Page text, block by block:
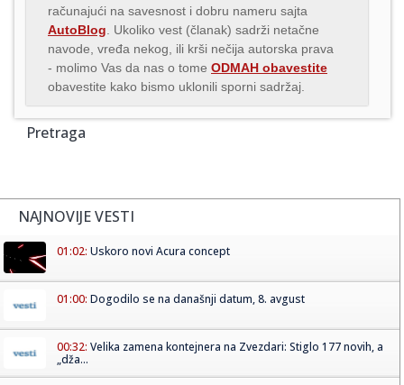
računajući na savesnost i dobru nameru sajta
AutoBlog . Ukoliko vest (članak) sadrži netačne
navode, vređa nekog, ili krši nečija autorska prava
- molimo Vas da nas o tome ODMAH obavestite
obavestite kako bismo uklonili sporni sadržaj.
Pretraga
NAJNOVIJE VESTI
01:02: Uskoro novi Acura concept
01:00: Dogodilo se na današnji datum, 8. avgust
00:32: Velika zamena kontejnera na Zvezdari: Stiglo 177 novih, a
„dža...